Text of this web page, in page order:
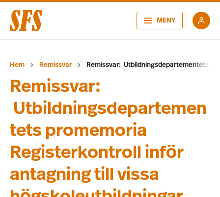
MENY
Hem Remissvar Remissvar: Utbildningsdepartementets
Remissvar:
Utbildningsdepartemen
tets promemoria
Registerkontroll inför
antagning till vissa